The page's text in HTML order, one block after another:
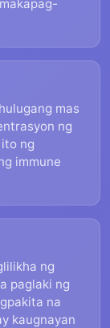
mas
ng
ng
immune
ng
paglaki ng
na
kaugnayan